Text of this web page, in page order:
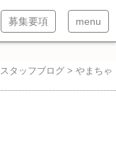
T
o
募集要項
T
o
menu
スタッフブログ > やまちゃ